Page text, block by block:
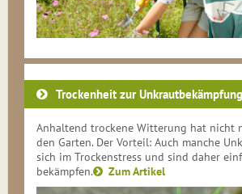
Trockenheit zur
Anhaltend trockene Witterung hat nicht
den Garten. Der Vorteil: Auch manche
sich im Trockenstress und sind daher
bekämpfen.
Zum Artikel